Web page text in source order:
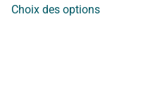
Choix des options